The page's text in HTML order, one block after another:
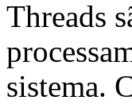
Threads
sistema.